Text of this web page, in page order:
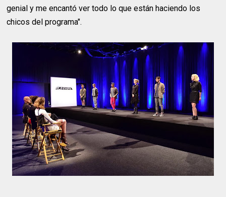
genial y me encantó ver todo lo que están haciendo los
chicos del programa".